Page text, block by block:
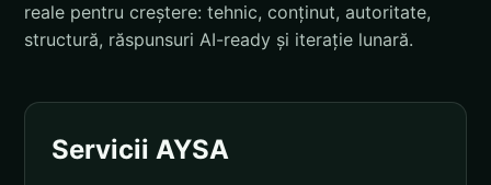
reale pentru creștere: tehnic, conținut, autoritate,
structură, răspunsuri AI-ready și iterație lunară.
Servicii AYSA